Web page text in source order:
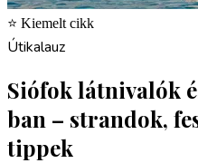
⭐ Kiemelt cikk
Útikalauz
Siófok látnivalók
ban – strandok,
tippek